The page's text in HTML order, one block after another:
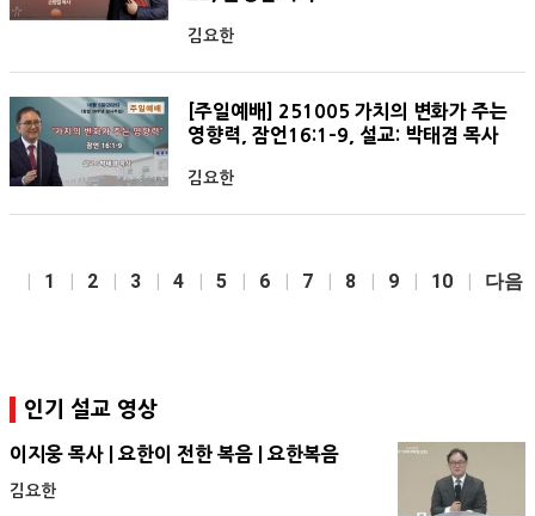
김요한
[주일예배] 251005 가치의 변화가 주는
영향력, 잠언16:1-9, 설교: 박태겸 목사
김요한
1 2 3 4 5 6 7 8 9 10 다음
인기 설교 영상
이지웅 목사 | 요한이 전한 복음 | 요한복음
김요한